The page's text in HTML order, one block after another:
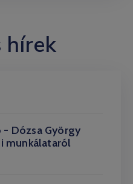
hírek
- Dózsa György
munkálataról